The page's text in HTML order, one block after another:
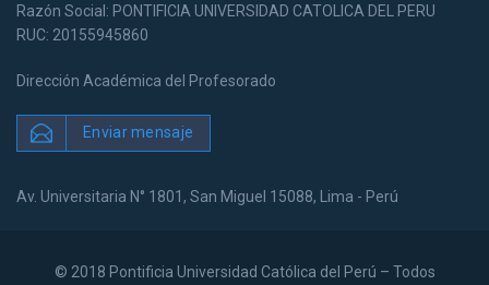
Razón Social: PONTIFICIA UNIVERSIDAD CATOLICA DEL PERU
RUC: 20155945860
Dirección Académica del Profesorado
Enviar mensaje
Av. Universitaria N° 1801, San Miguel 15088, Lima - Perú
© 2018 Pontificia Universidad Católica del Perú – Todos